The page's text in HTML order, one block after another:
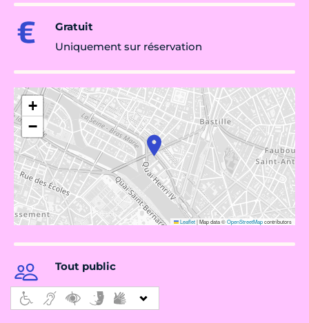
Gratuit
Uniquement sur réservation
+
−
Leaflet|Map data ©OpenStreetMapcontributors
Tout public